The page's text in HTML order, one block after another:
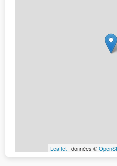
Leaflet | données ©